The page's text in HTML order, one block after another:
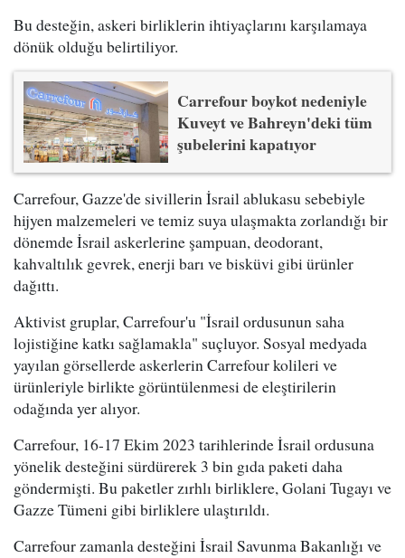
Bu desteğin, askeri birliklerin ihtiyaçlarını karşılamaya
dönük olduğu belirtiliyor.
Carrefour boykot nedeniyle
Kuveyt ve Bahreyn'deki tüm
şubelerini kapatıyor
Carrefour, Gazze'de sivillerin İsrail ablukasu sebebiyle
hijyen malzemeleri ve temiz suya ulaşmakta zorlandığı bir
dönemde İsrail askerlerine şampuan, deodorant,
kahvaltılık gevrek, enerji barı ve bisküvi gibi ürünler
dağıttı.
Aktivist gruplar, Carrefour'u "İsrail ordusunun saha
lojistiğine katkı sağlamakla" suçluyor. Sosyal medyada
yayılan görsellerde askerlerin Carrefour kolileri ve
ürünleriyle birlikte görüntülenmesi de eleştirilerin
odağında yer alıyor.
Carrefour, 16-17 Ekim 2023 tarihlerinde İsrail ordusuna
yönelik desteğini sürdürerek 3 bin gıda paketi daha
göndermişti. Bu paketler zırhlı birliklere, Golani Tugayı ve
Gazze Tümeni gibi birliklere ulaştırıldı.
Carrefour zamanla desteğini İsrail Savunma Bakanlığı ve